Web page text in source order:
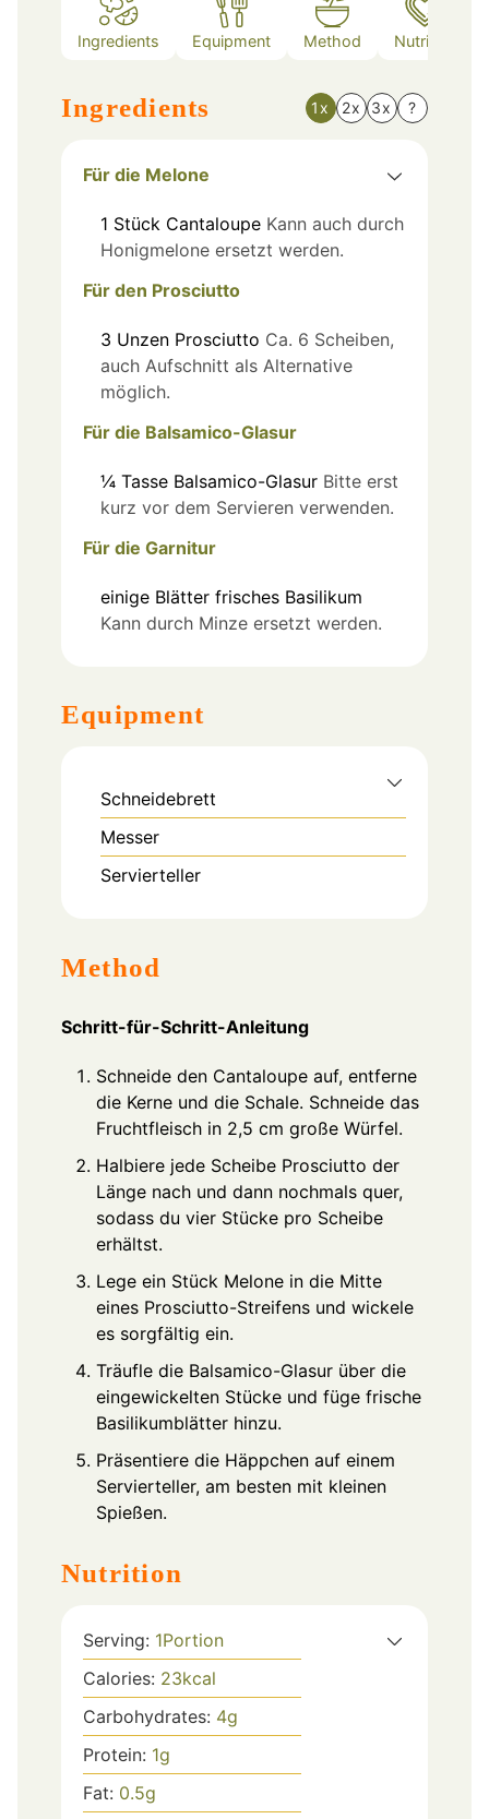
Ingredients Equipment Method Nutrition
Ingredients 1x 2x 3x ?
Für die Melone
1 Stück Cantaloupe Kann auch durch
Honigmelone ersetzt werden.
Für den Prosciutto
3 Unzen Prosciutto Ca. 6 Scheiben,
auch Aufschnitt als Alternative
möglich.
Für die Balsamico-Glasur
¼ Tasse Balsamico-Glasur Bitte erst
kurz vor dem Servieren verwenden.
Für die Garnitur
einige Blätter frisches Basilikum
Kann durch Minze ersetzt werden.
Equipment
Schneidebrett
Messer
Servierteller
Method
Schritt-für-Schritt-Anleitung
Schneide den Cantaloupe auf, entferne
die Kerne und die Schale. Schneide das
Fruchtfleisch in 2,5 cm große Würfel.
Halbiere jede Scheibe Prosciutto der
Länge nach und dann nochmals quer,
sodass du vier Stücke pro Scheibe
erhältst.
Lege ein Stück Melone in die Mitte
eines Prosciutto-Streifens und wickele
es sorgfältig ein.
Träufle die Balsamico-Glasur über die
eingewickelten Stücke und füge frische
Basilikumblätter hinzu.
Präsentiere die Häppchen auf einem
Servierteller, am besten mit kleinen
Spießen.
Nutrition
Serving: 1Portion
Calories: 23kcal
Carbohydrates: 4g
Protein: 1g
Fat: 0.5g